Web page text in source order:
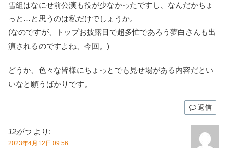
雪組はなにせ前公演も役が少なかったですし、なんだかちょ
っと…と思うのは私だけでしょうか。
(なのですが、トップお披露目で超多忙であろう夢白さんも出
演されるのですよね、今回。)
どうか、色々な皆様にちょっとでも見せ場がある内容だとい
いなと願うばかりです。
返信
12がつ より:
2023年4月12日 09:56